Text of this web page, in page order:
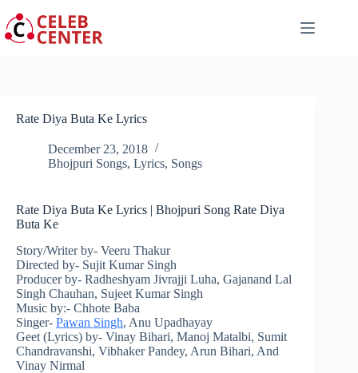
to
content
Rate Diya Buta Ke Lyrics
December 23, 2018
Bhojpuri Songs, Lyrics, Songs
Rate Diya Buta Ke Lyrics | Bhojpuri Song Rate Diya
Buta Ke
Story/Writer by- Veeru Thakur
Directed by- Sujit Kumar Singh
Producer by- Radheshyam Jivrajji Luha, Gajanand Lal
Singh Chauhan, Sujeet Kumar Singh
Music by:- Chhote Baba
Singer- Pawan Singh, Anu Upadhayay
Geet (Lyrics) by- Vinay Bihari, Manoj Matalbi, Sumit
Chandravanshi, Vibhaker Pandey, Arun Bihari, And
Vinay Nirmal